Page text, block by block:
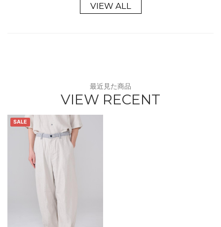
VIEW ALL
最近見た商品
VIEW RECENT
SALE